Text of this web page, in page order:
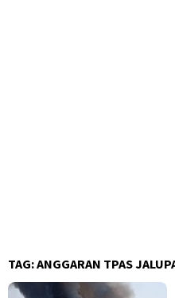
TAG:ANGGARAN TPAS